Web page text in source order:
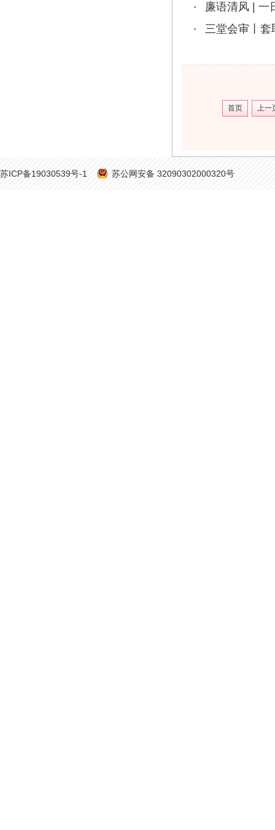
廉语清风 | 一
三堂会审丨套
首页 上一
苏ICP备19030539号-1 苏公网安备 32090302000320号